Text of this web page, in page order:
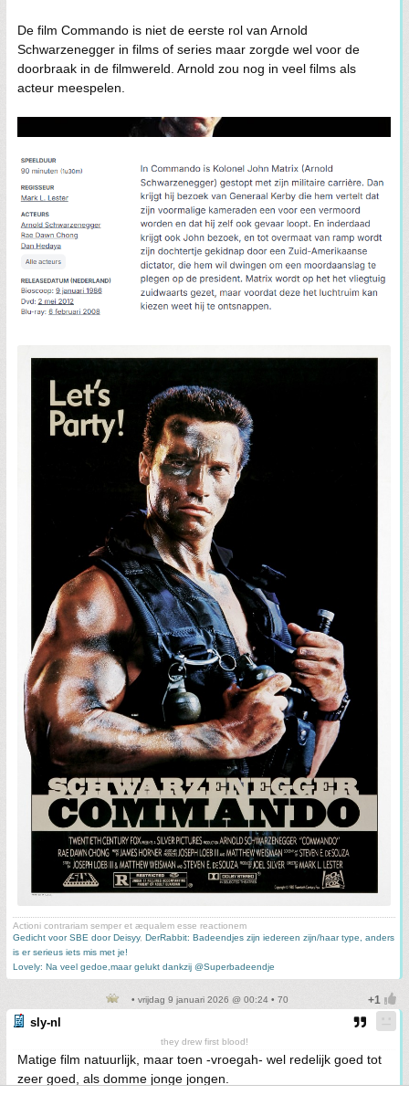
De film Commando is niet de eerste rol van Arnold
Schwarzenegger in films of series maar zorgde wel voor de
doorbraak in de filmwereld. Arnold zou nog in veel films als
acteur meespelen.
Actioni contrariam semper et æqualem esse reactionem
Gedicht voor SBE door Deisyy, DerRabbit: Badeendjes zijn iedereen zijn/haar type, anders
is er serieus iets mis met je!
Lovely: Na veel gedoe,maar gelukt dankzij @Superbadeendje
• vrijdag 9 januari 2026 @ 00:24 • 70
sly-nl
they drew first blood!
Matige film natuurlijk, maar toen -vroegah- wel redelijk goed tot
zeer goed, als domme jonge jongen.